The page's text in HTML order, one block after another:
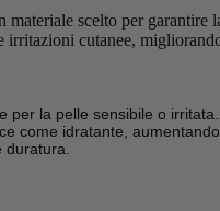
scelto per garantire
irritazioni cutanee,
per la pelle sensibile o irritata.
come idratante,